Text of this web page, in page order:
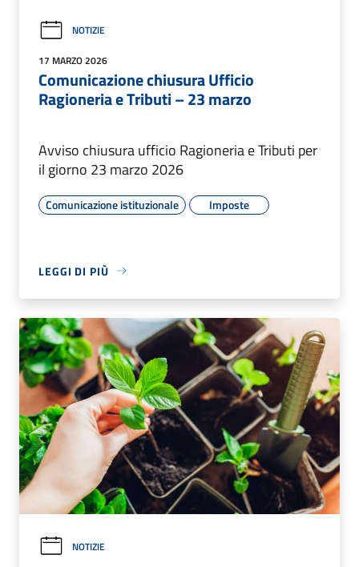
NOTIZIE
17 MARZO 2026
Comunicazione chiusura Ufficio
Ragioneria e Tributi – 23 marzo
Avviso chiusura ufficio Ragioneria e Tributi per
il giorno 23 marzo 2026
Comunicazione istituzionale Imposte
LEGGI DI PIÙ
NOTIZIE